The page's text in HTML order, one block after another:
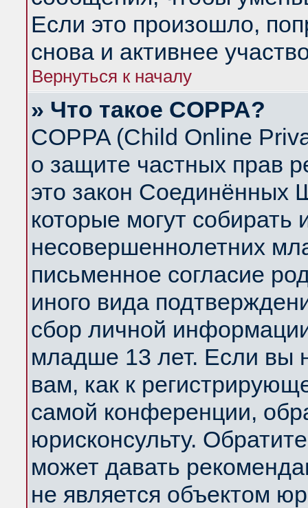
Если это произошло,
снова и активнее
Вернуться к началу
» Что такое COPPA?
COPPA (Child Online
о защите частных прав
это закон Соединённых
которые могут
несовершеннолетних
письменное согласие
иного вида
сбор личной
младше 13 лет. Если вы
вам, как к
самой конференции,
юрисконсульту.
может давать
не является объектом